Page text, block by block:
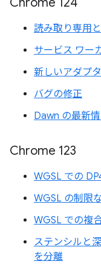
読み取り専用
サービス ワー
新しいアダプ
バグの修正
Dawn の最新
Chrome 123
WGSL での
WGSL の制限
WGSL での複
ステンシルと
を分離